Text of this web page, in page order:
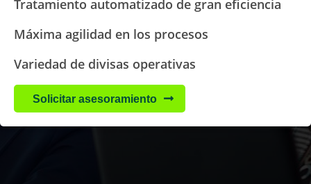
Tratamiento automatizado de gran eficiencia
Máxima agilidad en los procesos
Variedad de divisas operativas
Solicitar asesoramiento